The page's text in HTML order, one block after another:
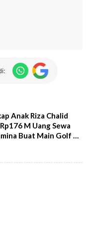
Anak Riza Chalid
M Uang Sewa
Buat Main Golf di